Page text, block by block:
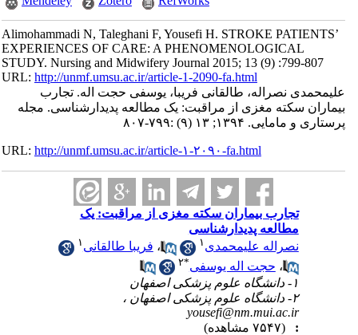
Alimohammadi N, Taleghani F, Yousefi H. STROKE PATIENTS’
EXPERIENCES OF CARE: A PHENOMENOLOGICAL
STUDY. Nursing and Midwifery Journal 2015; 13 (9) :799-807
URL:http://unmf.umsu.ac.ir/article-1-2090-fa.html
علیمحمدی نصراله، طالقانی فریبا، یوسفی حجت اله. تجارب
بیماران سکته مغزی از مراقبت: یک مطالعه پدیدارشناسی. مجله
پرستاری و مامایی. ۱۳۹۴; ۱۳ (۹) :۷۹۹-۸۰۷
URL:http://unmf.umsu.ac.ir/article-۱-۲۰۹۰-fa.html
تجارب بیماران سکته مغزی از مراقبت: یک
مطالعه پدیدارشناسی
نصراله علیمحمدی۱ ،فریبا طالقانی
،حجت اله یوسفی ۲
yousefi@nm.mui.ac.ir